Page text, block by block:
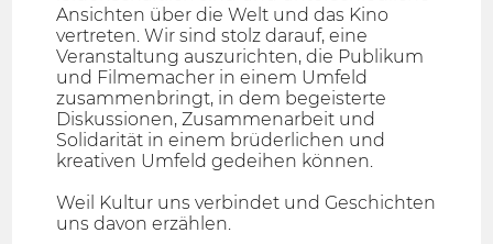
Ansichten über die Welt und das Kino
vertreten. Wir sind stolz darauf, eine
Veranstaltung auszurichten, die Publikum
und Filmemacher in einem Umfeld
zusammenbringt, in dem begeisterte
Diskussionen, Zusammenarbeit und
Solidarität in einem brüderlichen und
kreativen Umfeld gedeihen können.
Weil Kultur uns verbindet und Geschichten
uns davon erzählen.